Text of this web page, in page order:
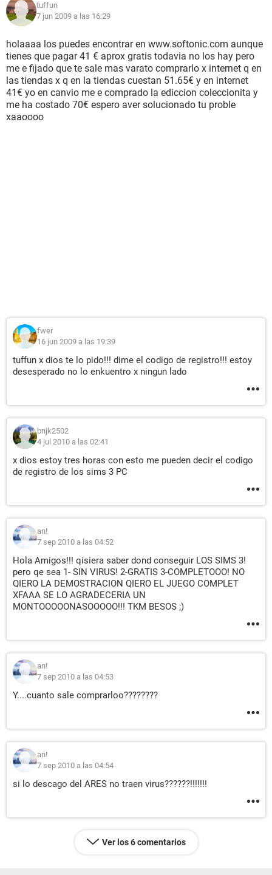
tuffun
7 jun 2009 a las 16:29
holaaaa los puedes encontrar en www.softonic.com aunque
tienes que pagar 41 € aprox gratis todavia no los hay pero
me e fijado que te sale mas varato comprarlo x internet q en
las tiendas x q en la tiendas cuestan 51.65€ y en internet
41€ yo en canvio me e comprado la ediccion coleccionita y
me ha costado 70€ espero aver solucionado tu proble
xaaoooo
fwer
16 jun 2009 a las 19:39
tuffun x dios te lo pido!!! dime el codigo de registro!!! estoy
desesperado no lo enkuentro x ningun lado
bnjk2502
4 jul 2010 a las 02:41
x dios estoy tres horas con esto me pueden decir el codigo
de registro de los sims 3 PC
an!
7 sep 2010 a las 04:52
Hola Amigos!!! qisiera saber dond conseguir LOS SIMS 3!
pero qe sea 1- SIN VIRUS! 2-GRATIS 3-COMPLETOOO! NO
QIERO LA DEMOSTRACION QIERO EL JUEGO COMPLET
XFAAA SE LO AGRADECERIA UN
MONTOOOOONASOOOOO!!! TKM BESOS ;)
an!
7 sep 2010 a las 04:53
Y....cuanto sale comprarloo????????
an!
7 sep 2010 a las 04:54
si lo descago del ARES no traen virus??????!!!!!!!
Ver los 6 comentarios